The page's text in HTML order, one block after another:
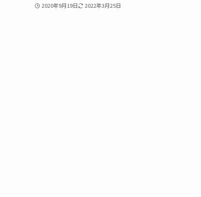
2020年9月19日 2022年3月25日